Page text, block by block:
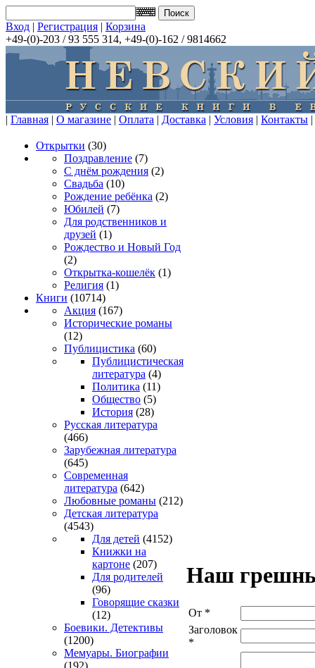
Вход | Регистрация | Корзина
+49-(0)-203 / 93 555 314, +49-(0)-162 / 9814662
| Главная | О магазине | Оплата | Доставка | Условия | Контакты |
Открытки (30)
Поздравление (7)
С днём рождения (2)
Свадьба (10)
Рождение ребёнка (2)
Юбилей (7)
Для родственников и
друзей (1)
Рождество и Новый Год
(2)
Открытка-кошелёк (1)
Религия (1)
Книги (10714)
Акция (167)
Исторические романы
(12)
Публицистика (60)
Публицистическая
литература (4)
Политика (11)
Общество (5)
История (28)
Русская литература
(466)
Зарубежная литература
(645)
Современная
литература (642)
Любовные романы (212)
Детская литература
(4543)
Для детей (4152)
Книжки на
картоне (207)
Для родителей
(96)
Говорящие сказки
(12)
Боевики. Детективы
(1200)
Мемуары. Биографии
(192)
Наш
От *
Заголовок
*